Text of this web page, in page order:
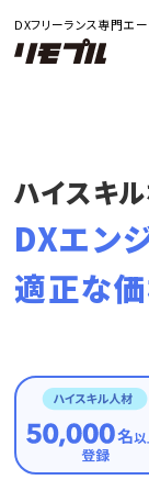
DXフリーランス専門エ
ハイスキ
DXエン
適正な